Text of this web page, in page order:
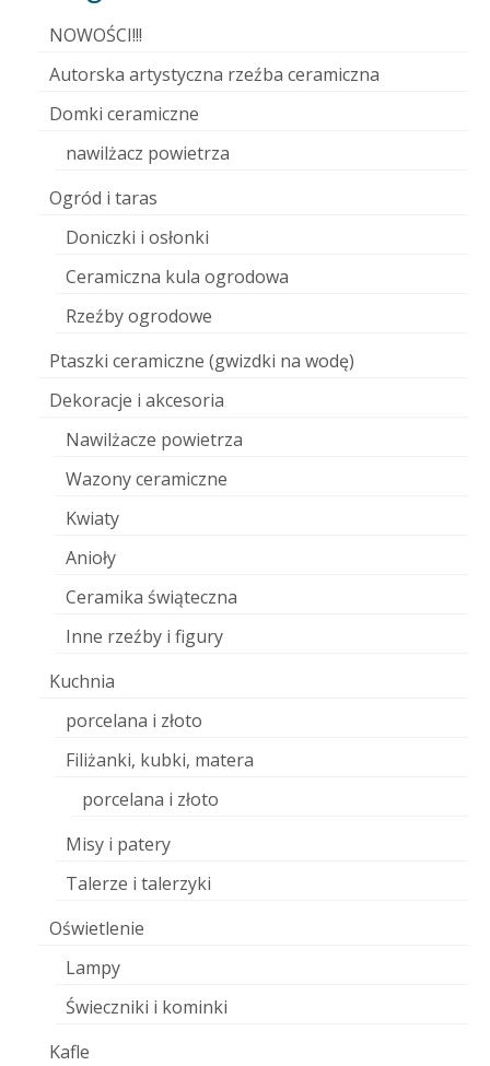
NOWOŚCI!!!
Autorska artystyczna rzeźba ceramiczna
Domki ceramiczne
nawilżacz powietrza
Ogród i taras
Doniczki i osłonki
Ceramiczna kula ogrodowa
Rzeźby ogrodowe
Ptaszki ceramiczne (gwizdki na wodę)
Dekoracje i akcesoria
Nawilżacze powietrza
Wazony ceramiczne
Kwiaty
Anioły
Ceramika świąteczna
Inne rzeźby i figury
Kuchnia
porcelana i złoto
Filiżanki, kubki, matera
porcelana i złoto
Misy i patery
Talerze i talerzyki
Oświetlenie
Lampy
Świeczniki i kominki
Kafle